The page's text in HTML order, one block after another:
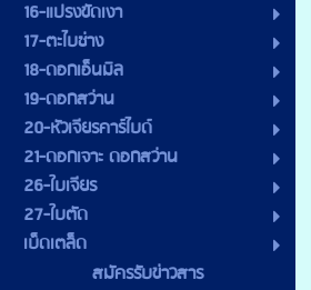
16-แปรงขัดเงา
17-ตะไบช่าง
18-ดอกเอ็นมิล
19-ดอกสว่าน
20-หัวเจียรคาร์ไบด์
21-ดอกเจาะ ดอกสว่าน
26-ใบเจียร
27-ใบตัด
เบ็ดเตล็ด
สมัครรับข่าวสาร